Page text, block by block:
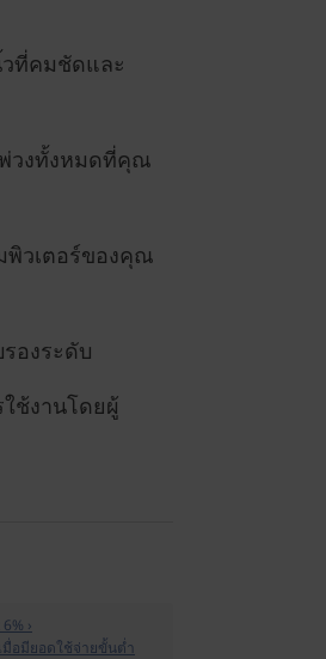
ที่คมชัดและ
วงทั้งหมดที่คุณ
พิวเตอร์ของคุณ
องระดับ
ช้งานโดยผู้
›
อมียอดใช้จ่ายขั้นต่ำ